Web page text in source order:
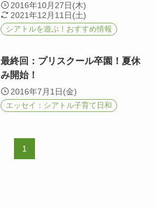
2016年10月27日(木)
2021年12月11日(土)
シアトルを遊ぶ！おすすめ情報
最終回：プリスクール卒園！夏休
み開始！
2016年7月1日(金)
エッセイ：シアトル子育て日和
1